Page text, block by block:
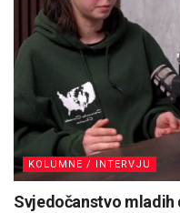
KOLUMNE / INTERVJU
Svjedočanstvo mladih